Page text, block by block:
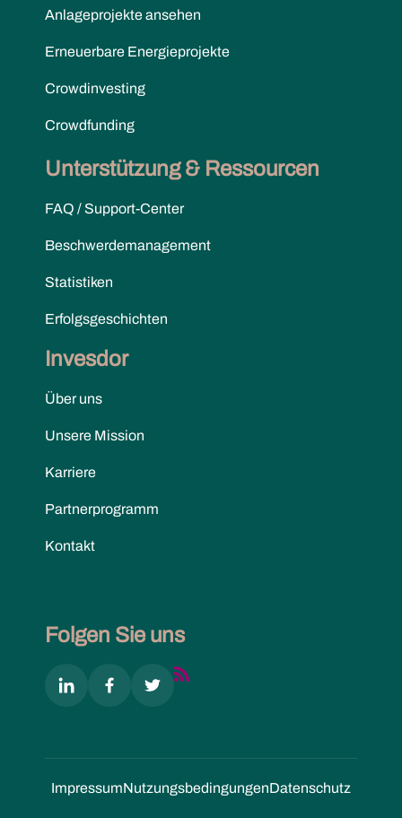
Anlageprojekte ansehen
Erneuerbare Energieprojekte
Crowdinvesting
Crowdfunding
Unterstützung & Ressourcen
FAQ / Support-Center
Beschwerdemanagement
Statistiken
Erfolgsgeschichten
Invesdor
Über uns
Unsere Mission
Karriere
Partnerprogramm
Kontakt
Folgen Sie uns
ImpressumNutzungs­bedingungenDatenschutz